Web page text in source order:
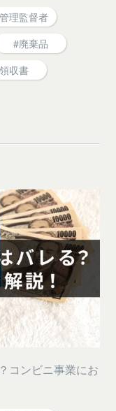
理監督者
#廃棄品
収書
コンビニ事業にお